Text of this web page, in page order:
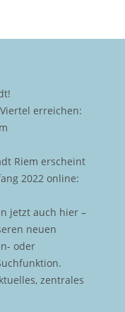
erreichen:
Riem erscheint
2022 online:
jetzt auch hier –
neuen
oder
zentrales